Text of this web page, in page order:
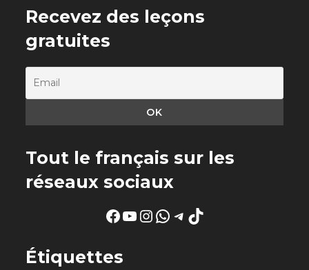
Recevez des leçons
gratuites
Tout le français sur les
réseaux sociaux
Facebook
YouTube
Instagram
WhatsApp
Telegram
TikTok
Étiquettes